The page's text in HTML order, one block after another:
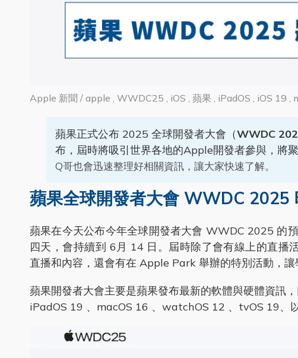
Apple 新聞 / apple , WWDC25 , iOS , 蘋果 , iPadOS , iOS 19
蘋果正式公布 2025 全球開發者大會（WWDC
布，屆時將吸引世界各地的Apple開發者參與，將
Q哥也會迅速整理好相關資訊，讓大家快速了解。
蘋果全球開發者大會 WWDC 2025
蘋果在今天公布今年全球開發者大會 WWDC 2025 的
四天，會持續到 6月 14 日。屆時除了會有線上的直
直播和內容，還會有在 Apple Park 舉辦的特別活動，讓
蘋果開發者大會主要是蘋果發布最新的軟體與硬體資訊
iPadOS 19 、macOS 16 、watchOS 12 、tvOS 19、